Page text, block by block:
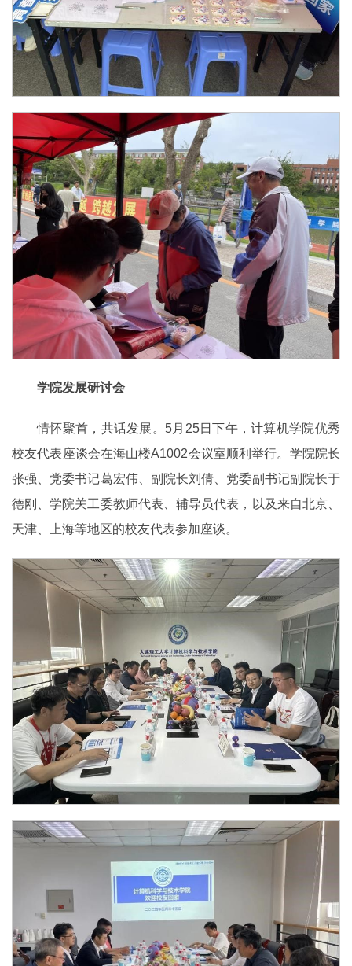
学院发展研讨会
情怀聚首，共话发展。5月25日下午，计算机学院优秀
校友代表座谈会在海山楼A1002会议室顺利举行。学院院长
张强、党委书记葛宏伟、副院长刘倩、党委副书记副院长于
德刚、学院关工委教师代表、辅导员代表，以及来自北京、
天津、上海等地区的校友代表参加座谈。